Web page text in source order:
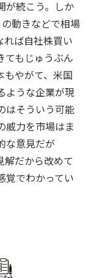
が続こう。しか
動きなどで相場
れば自社株買い
てもじゅうぶん
もやがて、米国
ような企業が現
はそういう可能
威力を市場はま
な意見だが
だから改めて
でわかってい